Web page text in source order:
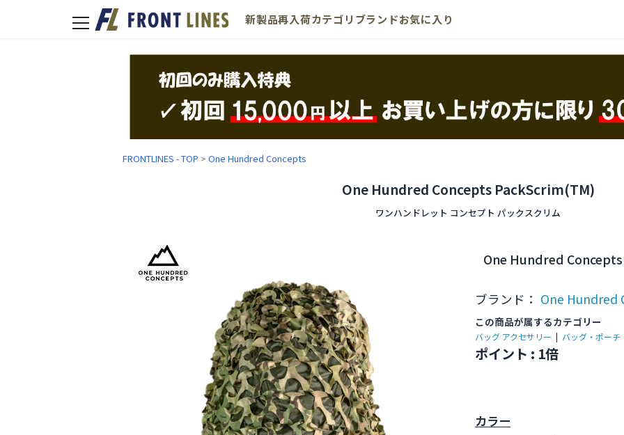
toggle
新製品再入荷カテゴリ ブランドお気に入り
FRONTLINES - TOP > One Hundred Concepts
One Hundred Concepts PackScrim(TM)
ワンハンドレット コンセプト パックスクリム
One Hundred
ブランド： One Hundred
この商品が属するカテゴリー
バッグ アクセサリー バッグ・ポーチ
ポイント : 1倍
カラー